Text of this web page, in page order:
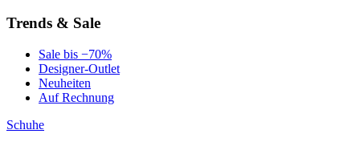
Trends & Sale
Sale bis −70%
Designer-Outlet
Neuheiten
Auf Rechnung
Schuhe